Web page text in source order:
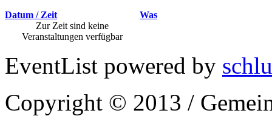
Datum / Zeit
Was
Zur Zeit sind keine
Veranstaltungen verfügbar
EventList powered by
Copyright © 2013 /